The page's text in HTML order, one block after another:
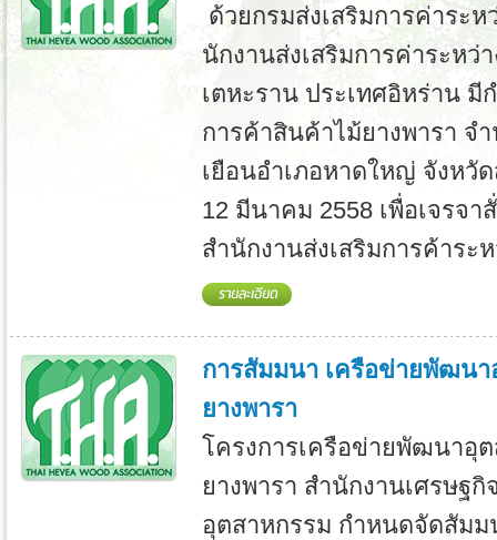
ด้วยกรมส่งเสริมการค่าระห
นักงานส่งเสริมการค่าระหว่
เตหะราน ประเทศอิหร่าน
การค้าสินค้าไม้ยางพารา จํ
เยือนอําเภอหาดใหญ่ จังหวั
12 มีนาคม 2558 เพื่อเจรจ
สํานักงานส่งเสริมการค้าระ
การสัมมนา เครือข่ายพัฒนา
ยางพารา
โครงการเครือข่ายพัฒนาอุ
ยางพารา สำนักงานเศรษฐ
อุตสาหกรรม กำหนดจัดสัมม